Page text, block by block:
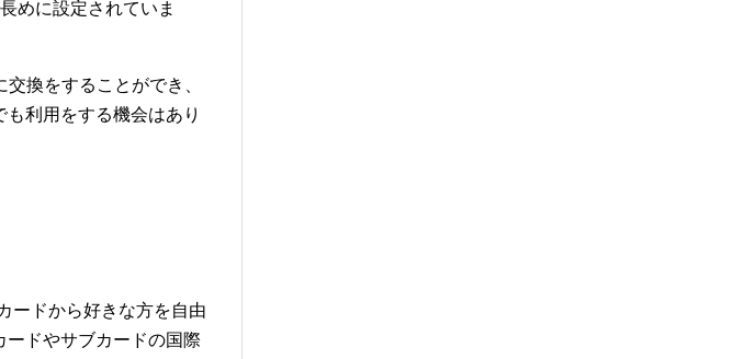
めに設定されていま
換をすることができ、
利用をする機会はあり
ードから好きな方を自由
ードやサブカードの国際